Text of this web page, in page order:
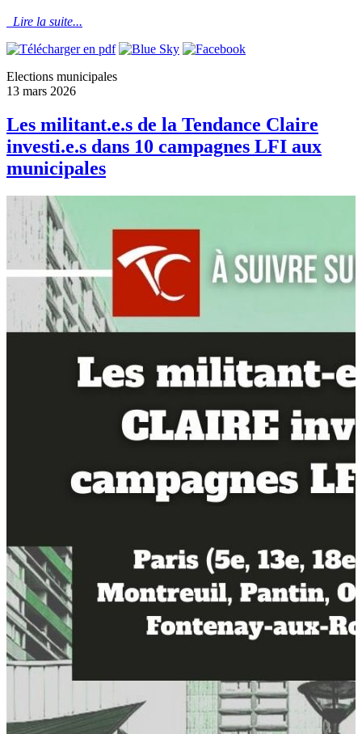
Lire la suite...
Elections municipales
13 mars 2026
Les militant.e.s de la Tendance Claire
investi.e.s dans 10 campagnes LFI aux
municipales